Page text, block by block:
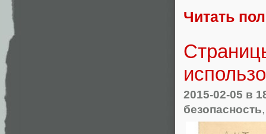
Читать
2015-02-05 в
безопасность